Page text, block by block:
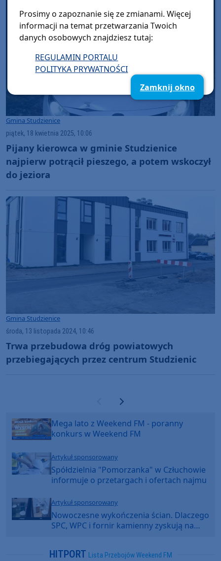
Gmina Studzienice
piątek, 18 kwietnia 2025, 10:06
Pijany kierowca w gminie Studzienice
najpierw potrącił pieszego, a potem wskoczył
do jeziora
Gmina Studzienice
środa, 13 listopada 2024, 10:46
Trwa przebudowa dróg powiatowych
przebiegających przez centrum Studzienic
Poprzednia strona
Następna strona
Mega lato z Weekend FM - poranny
konkurs w Weekend FM
Artykuł sponsorowany
Spółdzielnia "Pomorzanka" w Człuchowie
informuje o przetargach i ofertach najmu
Artykuł sponsorowany
Nowoczesne wykończenia ścian. Dlaczego
SPC, WPC i fornir kamienny zyskują na
HITPORT Lista Przebojów Weekend FM
Prosimy o zapoznanie się ze zmianami. Więcej
informacji na temat przetwarzania Twoich
danych osobowych znajdziesz tutaj:
REGULAMIN PORTALU
POLITYKA PRYWATNOŚCI
Zamknij okno